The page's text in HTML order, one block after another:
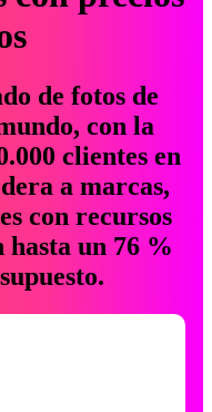
de fotos de
con la
clientes en
a marcas,
con recursos
un 76 %